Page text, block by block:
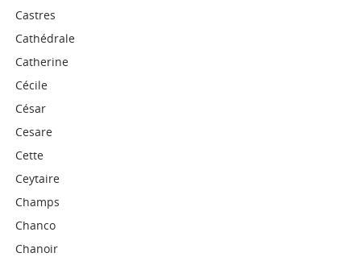
Castres
Cathédrale
Catherine
Cécile
César
Cesare
Cette
Ceytaire
Champs
Chanco
Chanoir